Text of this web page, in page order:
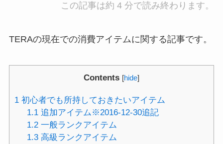
この記事は約 4 分で読み終わります。
TERAの現在での消費アイテムに関する記事です。
Contents [hide]
1初心者でも所持しておきたいアイテム
1.1 追加アイテム※2016-12-30追記
1.2 一般ランクアイテム
1.3 高級ランクアイテム